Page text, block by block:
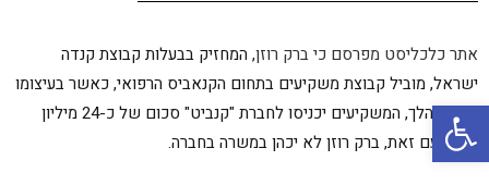
פתח סרגל נגישות
אתר כלכליסט מפרסם כי ברק רוזן, המחזיק בבעלות קבוצת קנדה
ישראל, מוביל קבוצת משקיעים בתחום הקנאביס הרפואי, כאשר בעיצומו
של המהלך, המשקיעים יכניסו לחברת "קנביט" סכום של כ-24 מיליון
שקל. עם זאת, ברק רוזן לא יכהן במשרה בחברה.